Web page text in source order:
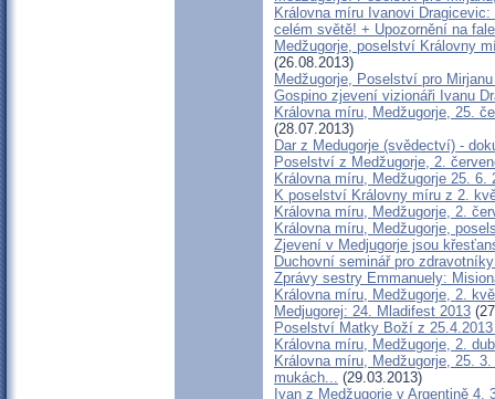
Královna míru Ivanovi
celém světě! + Upozornění na
Medžugorje, poselství Královny
(26.08.2013)
Medžugorje, Poselství pro
Gospino zjevení vizionáři Ivanu
Královna míru, Medžugorje, 25.
(28.07.2013)
Dar z Medugorje (svědectví) -
Poselství z Medžugorje, 2.
Královna míru, Medžugorje 25.
K poselství Královny míru z 2.
Královna míru, Medžugorje, 2.
Královna míru, Medžugorje,
Zjevení v Medjugorje jsou
Duchovní seminář pro
Zprávy sestry Emmanuely:
Královna míru, Medžugorje, 2.
Medjugorej: 24. Mladifest 2013
Poselství Matky Boží z
Královna míru, Medžugorje, 2.
Královna míru, Medžugorje, 25.
mukách... (29.03.2013)
Ivan z Medžugorje v Argentině 4.